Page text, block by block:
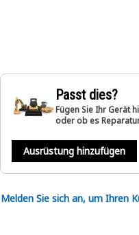
Passt dies?
Fügen Sie Ihr Gerät
oder ob es
Ausrüstung hinzufügen
Melden Sie sich an, um Ihren